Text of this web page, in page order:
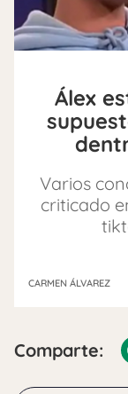
Álex
Varios
criticado
CARMEN ÁLVAREZ
Comparte: